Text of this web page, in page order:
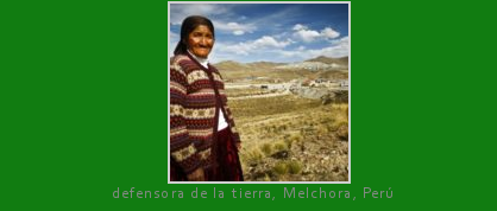
defensora de la tierra, Melchora, Perú